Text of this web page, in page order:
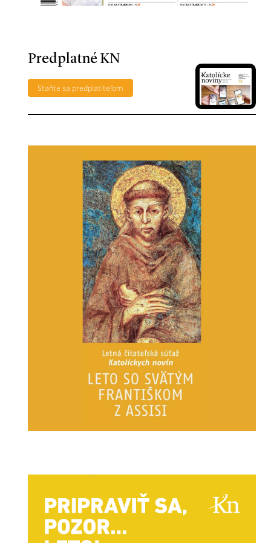
Predplatné KN
Staňte sa predplatiteľom